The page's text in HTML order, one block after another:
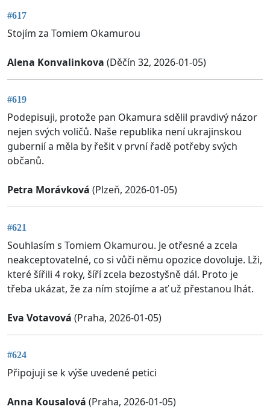
#617
Stojím za Tomiem Okamurou
Alena Konvalinkova (Děčín 32, 2026-01-05)
#619
Podepisuji, protože pan Okamura sdělil pravdivý názor
nejen svých voličů. Naše republika není ukrajinskou
gubernií a měla by řešit v první řadě potřeby svých
občanů.
Petra Morávková (Plzeň, 2026-01-05)
#621
Souhlasím s Tomiem Okamurou. Je otřesné a zcela
neakceptovatelné, co si vůči němu opozice dovoluje. Lži,
které šířili 4 roky, šíří zcela bezostyšně dál. Proto je
třeba ukázat, že za ním stojíme a ať už přestanou lhát.
Eva Votavová (Praha, 2026-01-05)
#624
Připojuji se k výše uvedené petici
Anna Kousalová (Praha, 2026-01-05)